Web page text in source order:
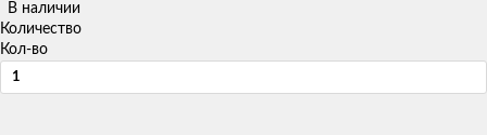
В наличии
Количество
Кол-во